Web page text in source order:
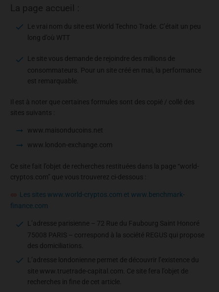
La page accueil :
Le vrai nom du site est World Techno Trade. C’était un peu
long d’où WTT
Le site vous demande de rejoindre des millions de
consommateurs. Pour un site créé en mai, la performance
est remarquable.
Il est à noter que certaines formules sont des copié / collé des
sites suivants :
www.maisonducoins.net
www.london-exchange.com
Ce site fait l’objet de recherches restituées dans la page “world-
cryptos.com” que vous trouverez ci-dessous :
Les sites www.world-cryptos.com et www.benchmark-
finance.com
L’adresse parisienne – 72 Rue du Faubourg Saint Honoré
75008 PARIS – correspond à la société REGUS qui propose
des domiciliations.
L’adresse londonienne permet de découvrir l’existence du
site www.truetrade-capital.com. Ce site fera l’objet de
recherches in fine de cet article.